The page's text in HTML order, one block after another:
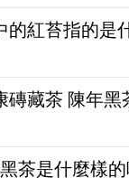
的紅苔指的是
磚藏茶 陳年黑
茶是什麼樣的